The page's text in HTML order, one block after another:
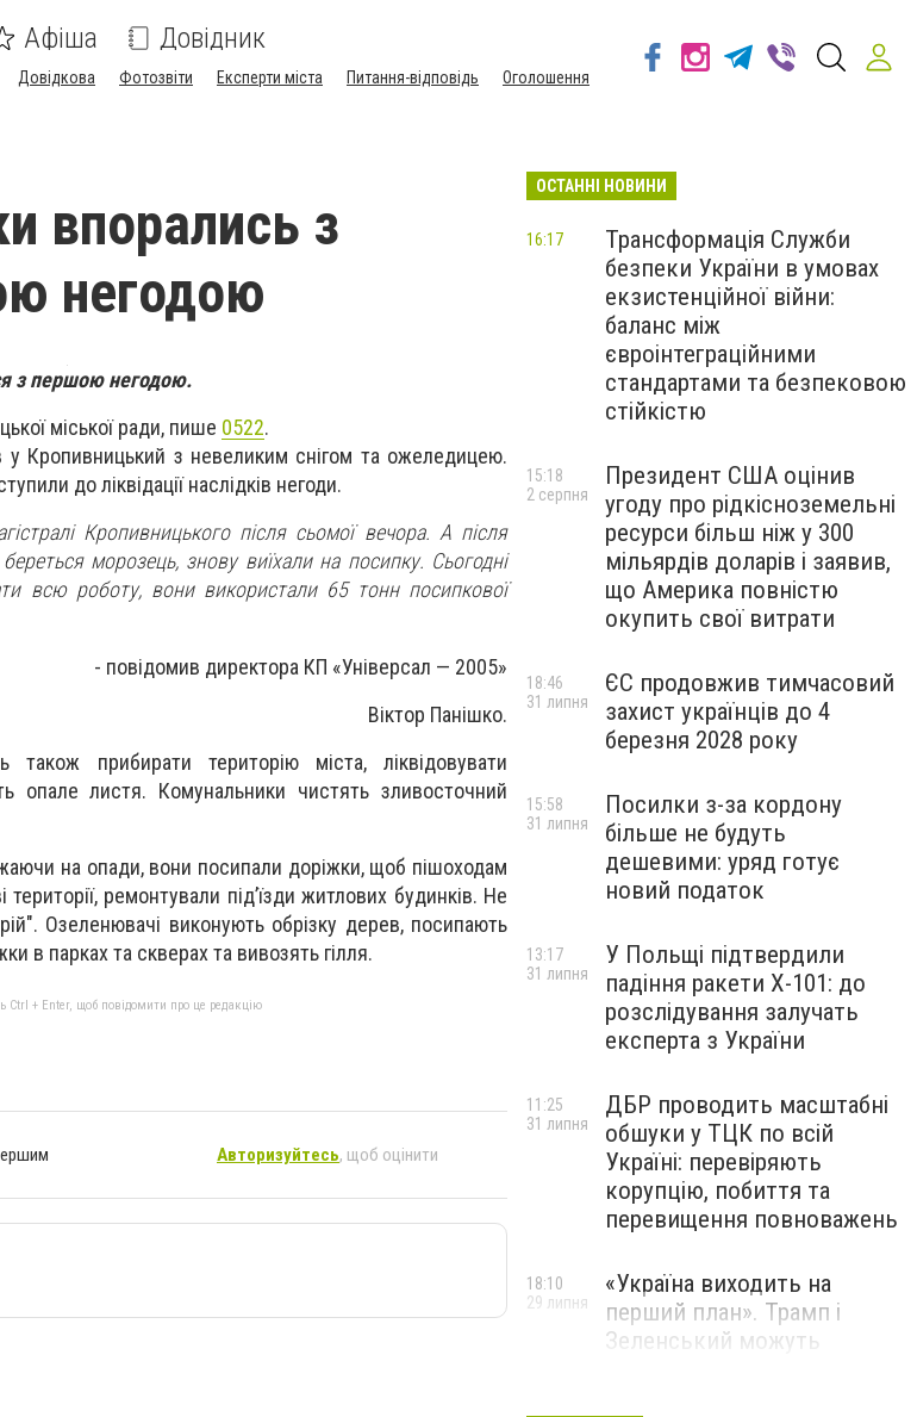
Афіша Довідник
Довідкова Фотозвіти Експерти міста Питання-відповідь Оголошення
впорались з
негодою
з першою негодою.
міської ради, пише 0522.
Кропивницький з невеликим снігом та ожеледицею.
до ліквідації наслідків негоди.
Кропивницького після сьомої вечора. А після
морозець, знову виїхали на посипку. Сьогодні
всю роботу, вони використали 65 тонн посипкової
- повідомив директора КП «Універсал — 2005»
Віктор Панішко.
також прибирати територію міста, ліквідовувати
опале листя. Комунальники чистять зливосточний
на опади, вони посипали доріжки, щоб пішоходам
ремонтували під’їзди житлових будинків. Не
Озеленювачі виконують обрізку дерев, посипають
в парках та скверах та вивозять гілля.
Ctrl + Enter, щоб повідомити про це редакцію
Авторизуйтесь, щоб оцінити
ОСТАННІ НОВИНИ
Трансформація Служби
безпеки України в умовах
екзистенційної війни:
баланс між
євроінтеграційними
стандартами та безпековою
стійкістю
16:17
Президент США оцінив
угоду про рідкісноземельні
ресурси більш ніж у 300
мільярдів доларів і заявив,
що Америка повністю
окупить свої витрати
15:18
2 серпня
ЄС продовжив тимчасовий
захист українців до 4
березня 2028 року
18:46
31 липня
Посилки з-за кордону
більше не будуть
дешевими: уряд готує
новий податок
15:58
31 липня
У Польщі підтвердили
падіння ракети Х-101: до
розслідування залучать
експерта з України
13:17
31 липня
ДБР проводить масштабні
обшуки у ТЦК по всій
Україні: перевіряють
корупцію, побиття та
перевищення повноважень
11:25
31 липня
«Україна виходить на
перший план». Трамп і
Зеленський можуть
18:10
29 липня